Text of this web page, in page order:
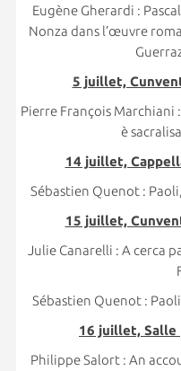
Eugène Gherardi :
Nonza dans l’œuvre
5 juillet,
Pierre François
è
14 juillet,
Sébastien Quenot :
15 juillet,
Julie Canarelli : A cerca
Sébastien Quenot :
16 juillet, Salle
Philippe Salort : An